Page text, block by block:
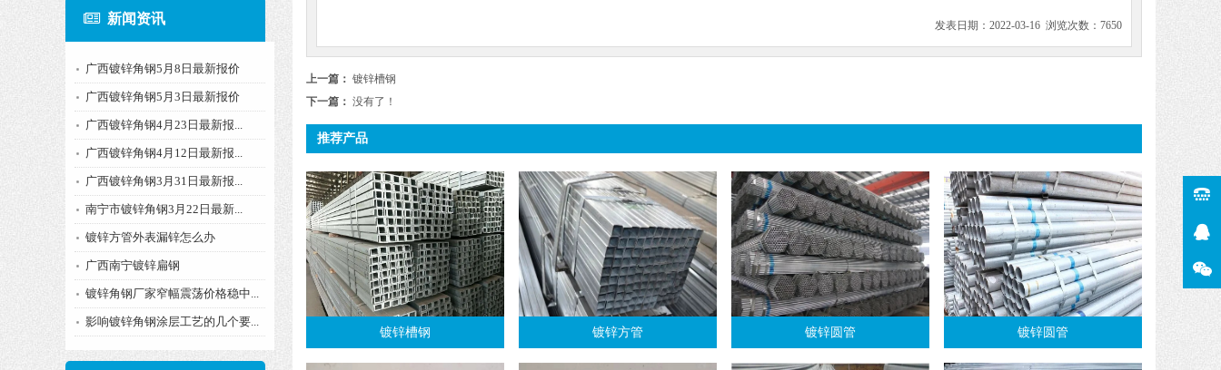
新闻资讯
广西镀锌角钢5月8日最新报价
广西镀锌角钢5月3日最新报价
广西镀锌角钢4月23日最新报...
广西镀锌角钢4月12日最新报...
广西镀锌角钢3月31日最新报...
南宁市镀锌角钢3月22日最新...
镀锌方管外表漏锌怎么办
广西南宁镀锌扁钢
镀锌角钢厂家窄幅震荡价格稳中...
影响镀锌角钢涂层工艺的几个要...
发表日期：2022-03-16 浏览次数：7650
上一篇： 镀锌槽钢
下一篇： 没有了！
推荐产品
镀锌槽钢 镀锌方管 镀锌圆管 镀锌圆管